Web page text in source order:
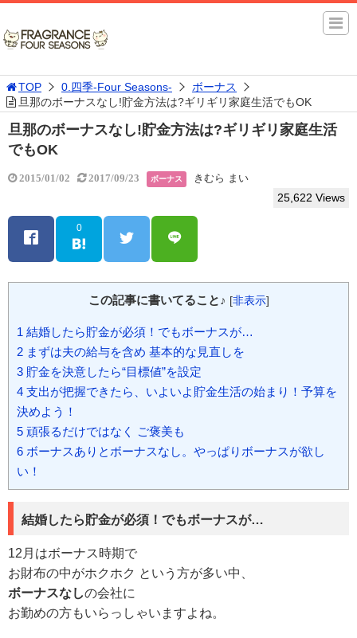
TOP 0.四季-Four Seasons-
ボーナス
旦那のボーナスなし!貯金方法は?ギリギリ家庭生活でもOK
旦那のボーナスなし!貯金方法は?ギリギリ家庭生活
でもOK
2015/01/02 2017/09/23 ボーナス きむら まい
25,622 Views
0
この記事に書いてること♪ [非表示]
1 結婚したら貯金が必須！でもボーナスが…
2 まずは夫の給与を含め 基本的な見直しを
3 貯金を決意したら“目標値”を設定
4 支出が把握できたら、いよいよ貯金生活の始まり！予算を
決めよう！
5 頑張るだけではなく ご褒美も
6 ボーナスありとボーナスなし。やっぱりボーナスが欲し
い！
結婚したら貯金が必須！でもボーナスが…
12月はボーナス時期で
お財布の中がホクホク という方が多い中、
ボーナスなしの会社に
お勤めの方もいらっしゃいますよね。